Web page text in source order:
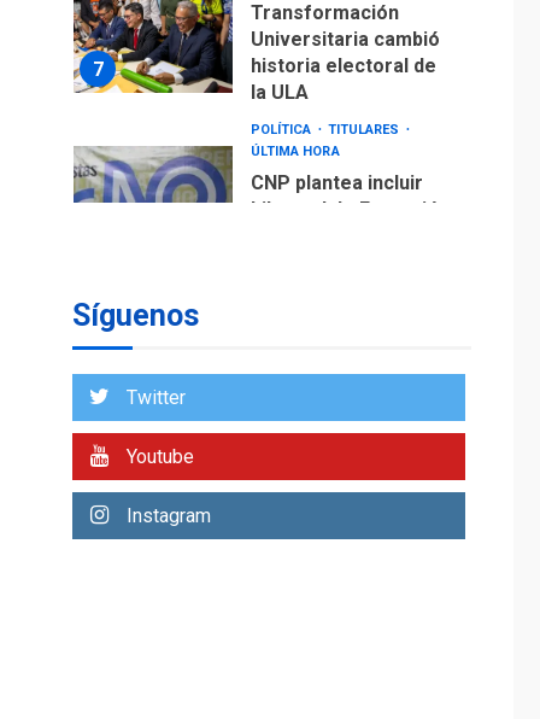
7
Transformación
Universitaria cambió
historia electoral de
la ULA
POLÍTICA
TITULARES
ÚLTIMA HORA
CNP plantea incluir
Libertad de Expresión
2
Gobierno nacional y
respaldaron desde el
terremotos del 24J
Duque
Síguenos
Twitter
Youtube
Instagram